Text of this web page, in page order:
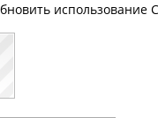
использование